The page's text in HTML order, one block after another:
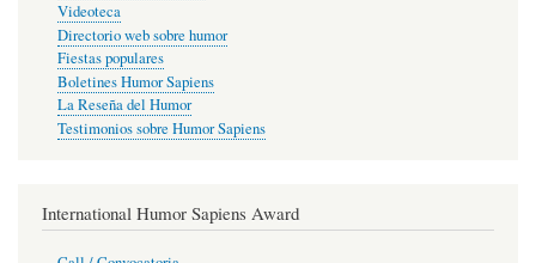
Videoteca
Directorio web sobre humor
Fiestas populares
Boletines Humor Sapiens
La Reseña del Humor
Testimonios sobre Humor Sapiens
International Humor Sapiens Award